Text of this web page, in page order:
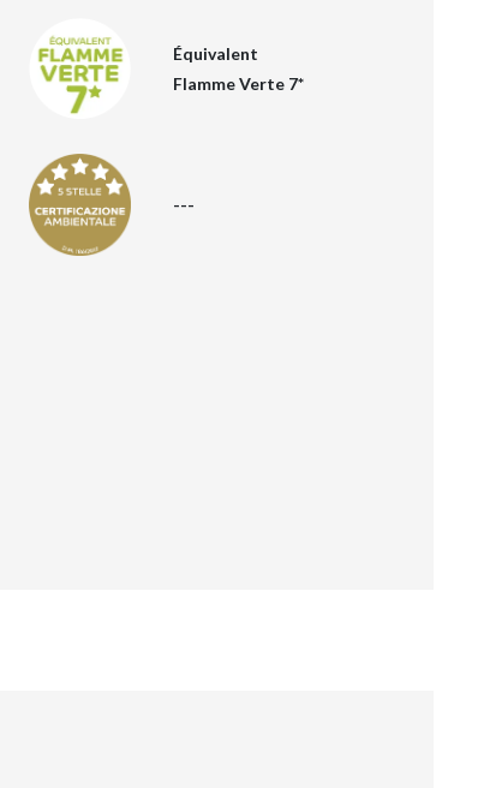
Équivalent
Flamme Verte 7*
---